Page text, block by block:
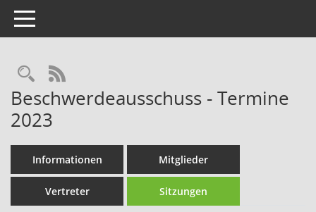
Toggle navigation
Rechercheauswahl
RSS-Feed
Beschwerdeausschuss - Termine
2023
Informationen Mitglieder
Vertreter Sitzungen